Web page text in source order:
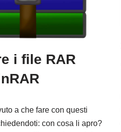
i file RAR
a che fare con questi
con cosa li apro?